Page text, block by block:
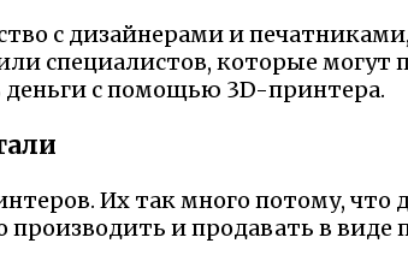
с дизайнерами и
специалистов, которые
деньги с помощью 3D-принтера.
Их так много потому,
и продавать в